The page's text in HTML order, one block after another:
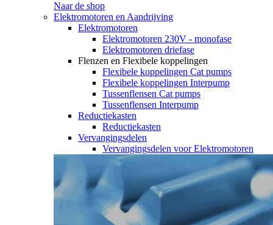
Naar de shop
Elektromotoren en Aandrijving
Elektromotoren
Elektromotoren 230V - monofase
Elektromotoren driefase
Flenzen en Flexibele koppelingen
Flexibele koppelingen Cat pumps
Flexibele koppelingen Interpump
Tussenflensen Cat pumps
Tussenflensen Interpump
Reductiekasten
Reductiekasten
Vervangingsdelen
Vervangingsdelen voor Elektromotoren